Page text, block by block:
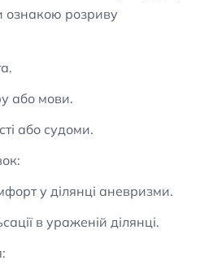
розриву
або мови.
або судоми.
у ділянці аневризми.
в ураженій ділянці.